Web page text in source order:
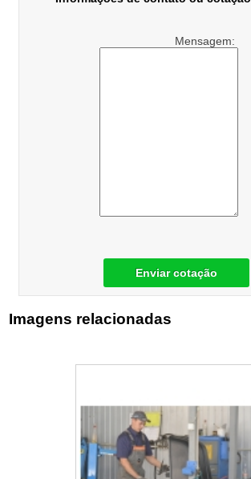
Mensagem:
Enviar cotação
Imagens relacionadas